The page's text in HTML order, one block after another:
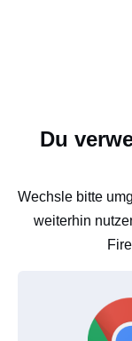
Du
Wechsle bitte
weiterhin